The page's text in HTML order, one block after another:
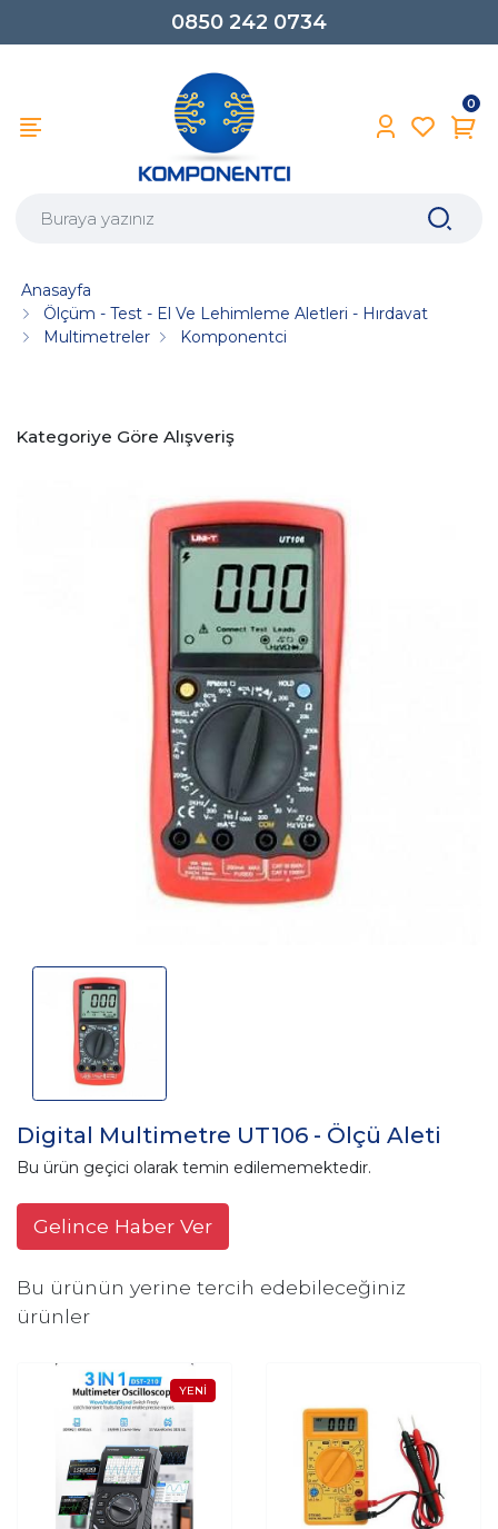
0850 242 0734
0
Anasayfa
Ölçüm - Test - El Ve Lehimleme Aletleri - Hırdavat
Multimetreler
Komponentci
Kategoriye Göre Alışveriş
Digital Multimetre UT106 - Ölçü Aleti
Bu ürün geçici olarak temin edilememektedir.
Gelince Haber Ver
Bu ürünün yerine tercih edebileceğiniz
ürünler